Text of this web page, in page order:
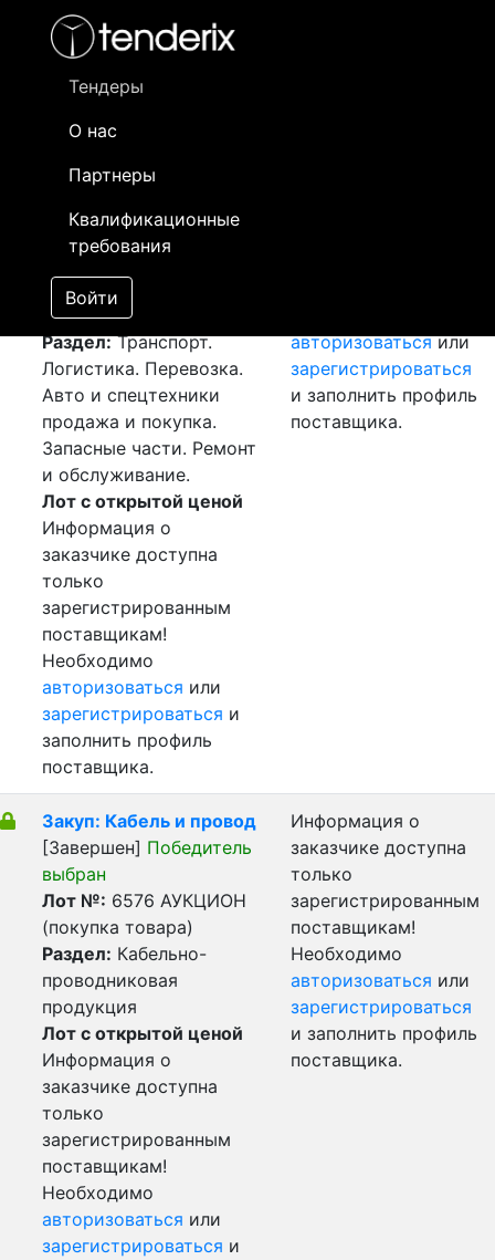
Тендеры
О нас
Партнеры
Квалификационные
требования
Войти
- активный лот
Номер лота
Закупка: Перевозка
г.Алматы (РК) - г.Астана
[Завершен]
Победитель выбран
Лот №:6577
(покупка товара)
Раздел:Транспорт.
Логистика. Перевозка.
Авто и спецтехники
продажа и покупка.
Запасные части. Ремонт
и обслуживание.
Лот с открытой ценой
Информация о
заказчике доступна
только
зарегистрированным
поставщикам!
Необходимо
авторизоваться или
зарегистрироваться и
заполнить профиль
поставщика.
авторизоватьсяили
зарегистрироваться
и заполнить профиль
поставщика.
Закуп: Кабель и провод
[Завершен] Победитель
выбран
Лот №: 6576 АУКЦИОН
(покупка товара)
Раздел: Кабельно-
проводниковая
продукция
Лот с открытой ценой
Информация о
заказчике доступна
только
зарегистрированным
поставщикам!
Необходимо
авторизоваться или
зарегистрироваться и
Информация о
заказчике доступна
только
зарегистрированным
поставщикам!
Необходимо
авторизоваться или
зарегистрироваться
и заполнить профиль
поставщика.